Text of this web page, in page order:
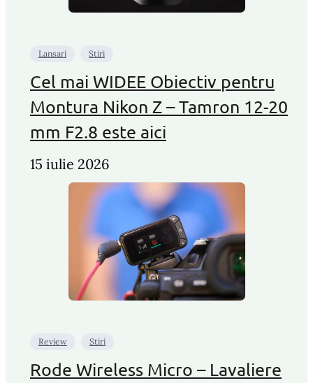
Lansari Stiri
Cel mai WIDEE Obiectiv pentru
Montura Nikon Z – Tamron 12-20
mm F2.8 este aici
15 iulie 2026
Review Stiri
Rode Wireless Micro – Lavaliere